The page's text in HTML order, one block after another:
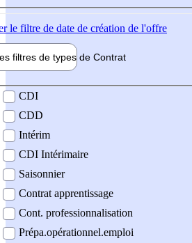
le filtre de date de création de l'offre
filtres de types de Contrat
contrat
CDI
CDD
Intérim
CDI Intérimaire
Saisonnier
Contrat apprentissage
Cont. professionnalisation
Prépa.opérationnel.emploi